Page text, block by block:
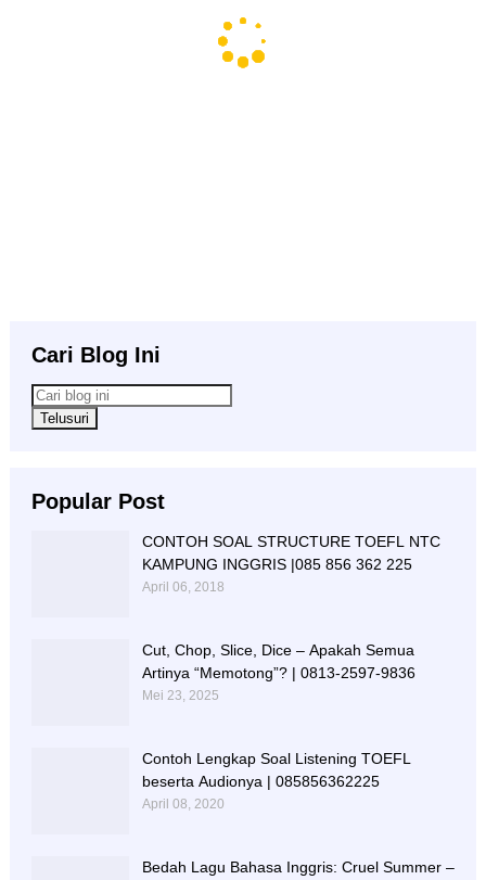
Cari Blog Ini
Popular Post
CONTOH SOAL STRUCTURE TOEFL NTC
KAMPUNG INGGRIS |085 856 362 225
April 06, 2018
Cut, Chop, Slice, Dice – Apakah Semua
Artinya “Memotong”? | 0813-2597-9836
Mei 23, 2025
Contoh Lengkap Soal Listening TOEFL
beserta Audionya | 085856362225
April 08, 2020
Bedah Lagu Bahasa Inggris: Cruel Summer –